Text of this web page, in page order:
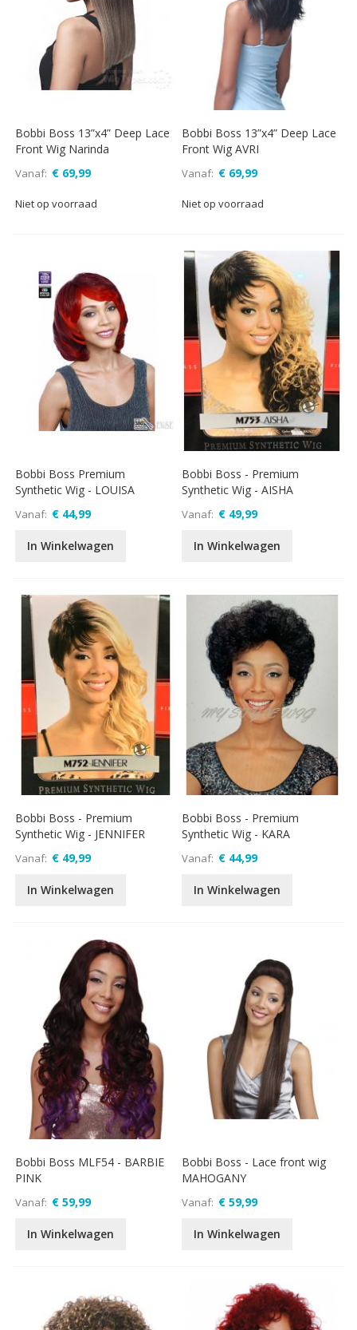
Bobbi Boss 13”x4” Deep Lace
Front Wig Narinda
Vanaf € 69,99
Niet op voorraad
Bobbi Boss 13”x4” Deep Lace
Front Wig AVRI
Vanaf € 69,99
Niet op voorraad
Bobbi Boss Premium
Synthetic Wig - LOUISA
Vanaf € 44,99
In Winkelwagen
Bobbi Boss - Premium
Synthetic Wig - AISHA
Vanaf € 49,99
In Winkelwagen
Bobbi Boss - Premium
Synthetic Wig - JENNIFER
Vanaf € 49,99
In Winkelwagen
Bobbi Boss - Premium
Synthetic Wig - KARA
Vanaf € 44,99
In Winkelwagen
Bobbi Boss MLF54 - BARBIE
PINK
Vanaf € 59,99
In Winkelwagen
Bobbi Boss - Lace front wig
MAHOGANY
Vanaf € 59,99
In Winkelwagen